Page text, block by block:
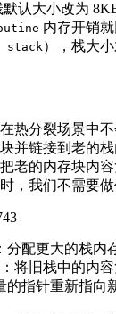
认大小改为
内存开销
stack），栈大小
热分裂场景中不
并链接到老的
老的内存块内
，我们不需要做
：分配更大的栈内
：将旧栈中的内
的指针重新指向